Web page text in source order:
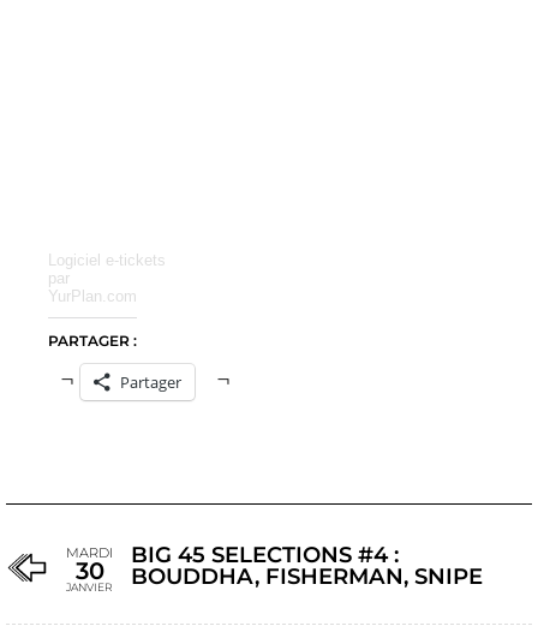
Logiciel e-tickets
par
YurPlan.com
PARTAGER :
Partager
MARDI
30
JANVIER
BIG 45 SELECTIONS #4 :
BOUDDHA, FISHERMAN, SNIPE